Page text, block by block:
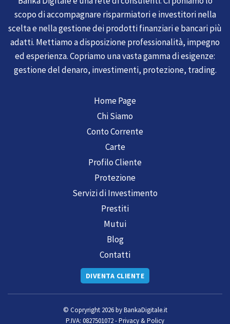
scopo di accompagnare risparmiatori e investitori nella
scelta e nella gestione dei prodotti finanziari e bancari più
adatti. Mettiamo a disposizione professionalità, impegno
ed esperienza. Copriamo una vasta gamma di esigenze:
gestione del denaro, investimenti, protezione, trading.
Home Page
Chi Siamo
Conto Corrente
Carte
Profilo Cliente
Protezione
Servizi di Investimento
Prestiti
Mutui
Blog
Contatti
DIVENTA CLIENTE
© Copryright 2026 byBankaDigitale.it
P.IVA: 0827501072 -Privacy & Policy